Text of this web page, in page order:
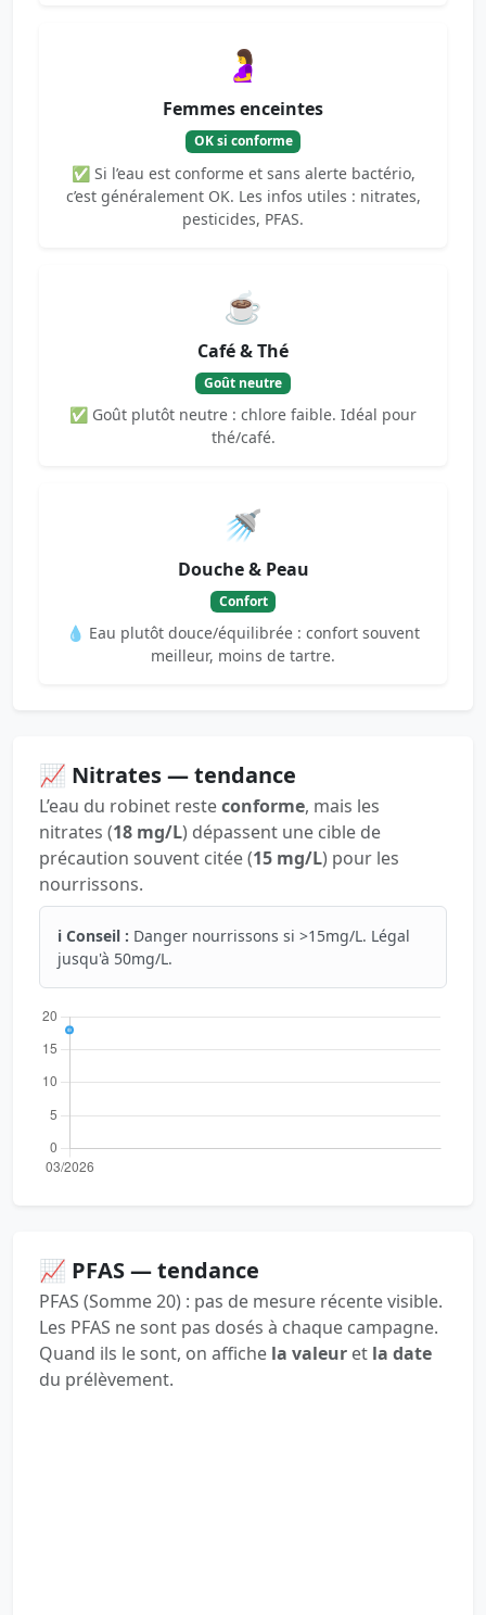
🤰
Femmes enceintes
OK si conforme
✅ Si l’eau est conforme et sans alerte bactério,
c’est généralement OK. Les infos utiles : nitrates,
pesticides, PFAS.
☕
Café & Thé
Goût neutre
✅ Goût plutôt neutre : chlore faible. Idéal pour
thé/café.
🚿
Douche & Peau
Confort
💧 Eau plutôt douce/équilibrée : confort souvent
meilleur, moins de tartre.
📈 Nitrates — tendance
L’eau du robinet resteconforme, mais les
nitrates (18 mg/L) dépassent une cible de
précaution souvent citée (15 mg/L) pour les
nourrissons.
ℹ️ Conseil : Danger nourrissons si >15mg/L. Légal
jusqu'à 50mg/L.
📈 PFAS — tendance
PFAS (Somme 20) : pas de mesure récente visible.
Les PFAS ne sont pas dosés à chaque campagne.
Quand ils le sont, on affiche la valeur et la date
du prélèvement.